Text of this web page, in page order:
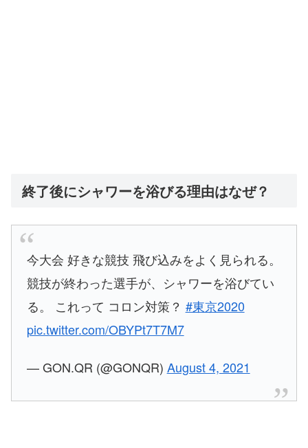
終了後にシャワーを浴びる理由はなぜ？
今大会 好きな競技 飛び込みをよく見られる。
競技が終わった選手が、シャワーを浴びてい
る。 これって コロン対策？ #東京2020
pic.twitter.com/OBYPt7T7M7
— GON.QR (@GONQR) August 4, 2021